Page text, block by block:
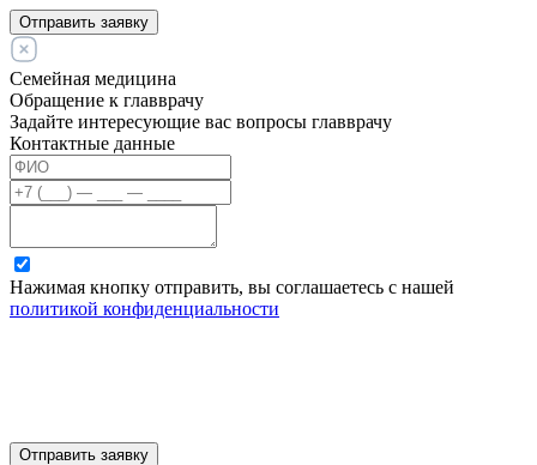
Отправить заявку
Семейная медицина
Обращение к главврачу
Задайте интересующие вас вопросы главврачу
Контактные данные
Нажимая кнопку отправить, вы соглашаетесь с нашей
политикой конфиденциальности
Отправить заявку